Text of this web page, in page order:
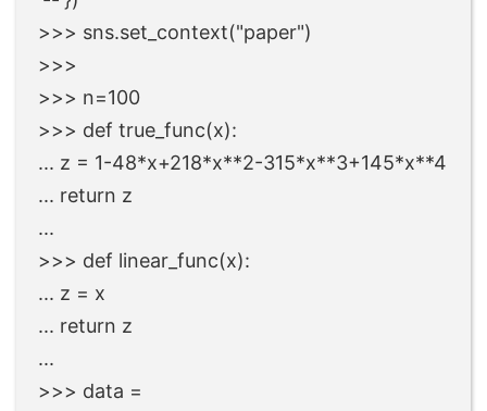
>>> sns.set_context("paper")
>>>
>>> n=100
>>> def true_func(x):
... z = 1-48*x+218*x**2-315*x**3+145*x**4
... return z
...
>>> def linear_func(x):
... z = x
... return z
...
>>> data =